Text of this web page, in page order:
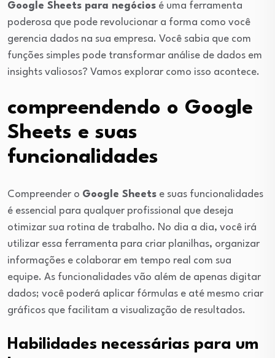
Google Sheets para negócios é uma ferramenta
poderosa que pode revolucionar a forma como você
gerencia dados na sua empresa. Você sabia que com
funções simples pode transformar análise de dados em
insights valiosos? Vamos explorar como isso acontece.
compreendendo o Google
Sheets e suas
funcionalidades
Compreender o Google Sheets e suas funcionalidades
é essencial para qualquer profissional que deseja
otimizar sua rotina de trabalho. No dia a dia, você irá
utilizar essa ferramenta para criar planilhas, organizar
informações e colaborar em tempo real com sua
equipe. As funcionalidades vão além de apenas digitar
dados; você poderá aplicar fórmulas e até mesmo criar
gráficos que facilitam a visualização de resultados.
Habilidades necessárias para um